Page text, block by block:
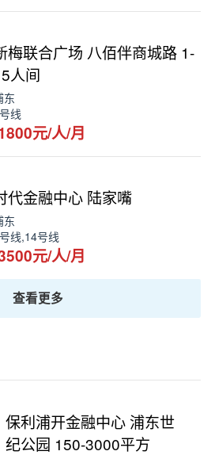
梅联合广场 八佰伴商城路 1-
人间
东
线
元/人/月
代金融中心 陆家嘴
东
线,14号线
元/人/月
查看更多
保利浦开金融中心 浦东世
纪公园 150-3000平方